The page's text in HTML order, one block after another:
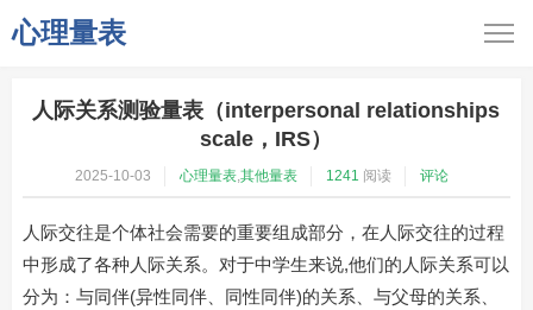
心理量表
人际关系测验量表（interpersonal relationships
scale，IRS）
2025-10-03 心理量表, 其他量表 1241 阅读 评论
人际交往是个体社会需要的重要组成部分，在人际交往的过程
中形成了各种人际关系。对于中学生来说,他们的人际关系可以
分为：与同伴(异性同伴、同性同伴)的关系、与父母的关系、